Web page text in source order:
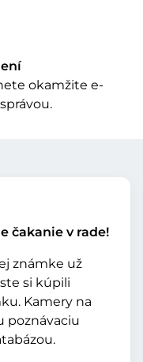
okamžite e-
čakanie v rade!
známke už
si kúpili
Kamery na
poznávaciu